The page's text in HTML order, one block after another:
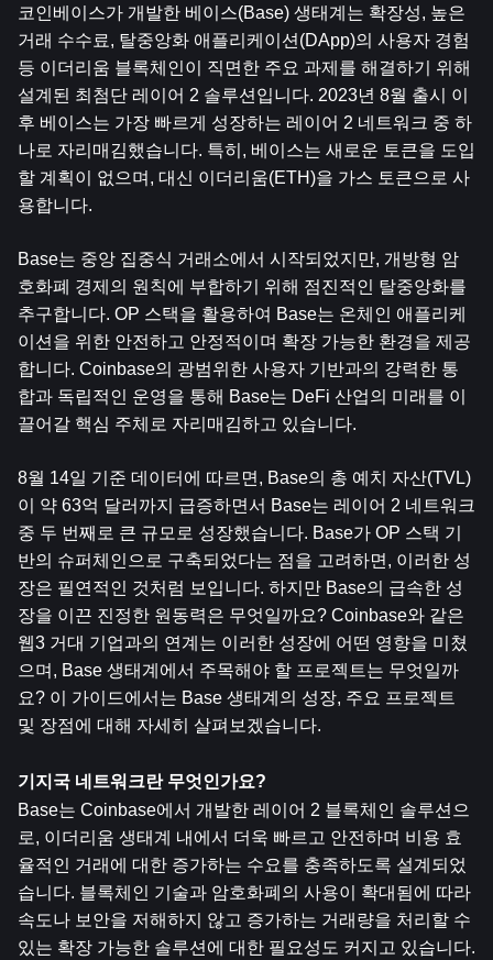
코인베이스가 개발한 베이스(Base) 생태계는 확장성, 높은
거래 수수료, 탈중앙화 애플리케이션(DApp)의 사용자 경험
등 이더리움 블록체인이 직면한 주요 과제를 해결하기 위해
설계된 최첨단 레이어 2 솔루션입니다. 2023년 8월 출시 이
후 베이스는 가장 빠르게 성장하는 레이어 2 네트워크 중 하
나로 자리매김했습니다. 특히, 베이스는 새로운 토큰을 도입
할 계획이 없으며, 대신 이더리움(ETH)을 가스 토큰으로 사
용합니다.
Base는 중앙 집중식 거래소에서 시작되었지만, 개방형 암
호화폐 경제의 원칙에 부합하기 위해 점진적인 탈중앙화를
추구합니다. OP 스택을 활용하여 Base는 온체인 애플리케
이션을 위한 안전하고 안정적이며 확장 가능한 환경을 제공
합니다. Coinbase의 광범위한 사용자 기반과의 강력한 통
합과 독립적인 운영을 통해 Base는 DeFi 산업의 미래를 이
끌어갈 핵심 주체로 자리매김하고 있습니다.
8월 14일 기준 데이터에 따르면, Base의 총 예치 자산(TVL)
이 약 63억 달러까지 급증하면서 Base는 레이어 2 네트워크
중 두 번째로 큰 규모로 성장했습니다. Base가 OP 스택 기
반의 슈퍼체인으로 구축되었다는 점을 고려하면, 이러한 성
장은 필연적인 것처럼 보입니다. 하지만 Base의 급속한 성
장을 이끈 진정한 원동력은 무엇일까요? Coinbase와 같은
웹3 거대 기업과의 연계는 이러한 성장에 어떤 영향을 미쳤
으며, Base 생태계에서 주목해야 할 프로젝트는 무엇일까
요? 이 가이드에서는 Base 생태계의 성장, 주요 프로젝트
및 장점에 대해 자세히 살펴보겠습니다.
기지국 네트워크란 무엇인가요?
Base는 Coinbase에서 개발한 레이어 2 블록체인 솔루션으
로, 이더리움 생태계 내에서 더욱 빠르고 안전하며 비용 효
율적인 거래에 대한 증가하는 수요를 충족하도록 설계되었
습니다. 블록체인 기술과 암호화폐의 사용이 확대됨에 따라
속도나 보안을 저해하지 않고 증가하는 거래량을 처리할 수
있는 확장 가능한 솔루션에 대한 필요성도 커지고 있습니다.